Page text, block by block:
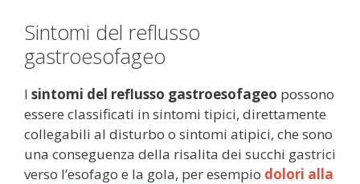
Sintomi del reflusso
gastroesofageo
I sintomi del reflusso gastroesofageo possono
essere classificati in sintomi tipici, direttamente
collegabili al disturbo o sintomi atipici, che sono
una conseguenza della risalita dei succhi gastrici
verso l’esofago e la gola, per esempio dolori alla